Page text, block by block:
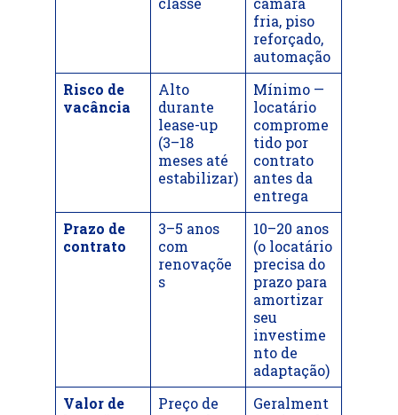
fria, piso
reforçado,
automação
Risco de
vacância
Alto
durante
lease-up
(3–18
meses até
estabilizar)
Mínimo —
locatário
comprome
tido por
contrato
antes da
entrega
Prazo de
contrato
3–5 anos
com
renovaçõe
s
10–20 anos
(o locatário
precisa do
prazo para
amortizar
seu
investime
nto de
adaptação)
Valor de
Preço de
Geralment